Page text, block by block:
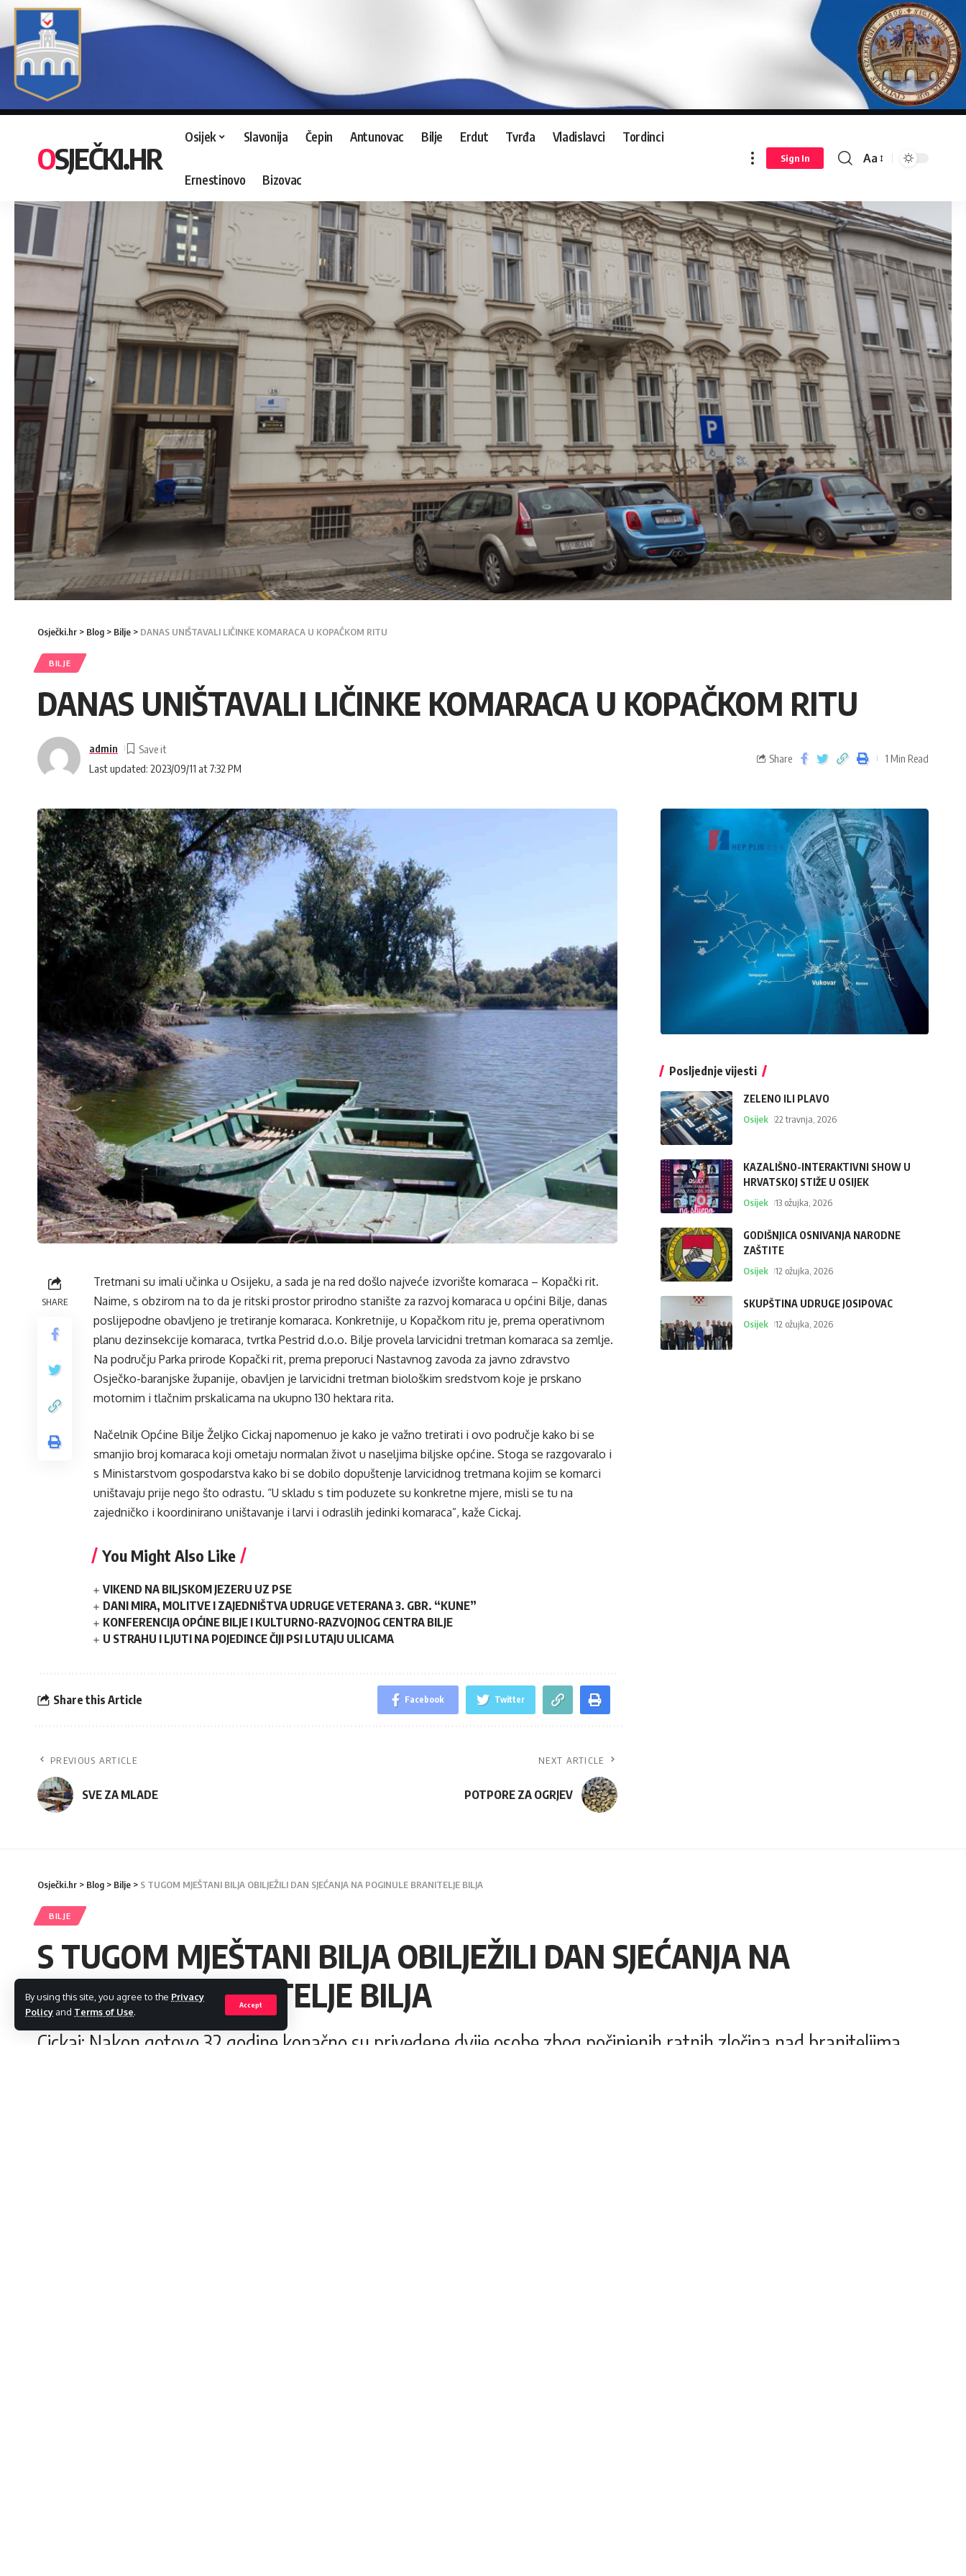
By using this site, you agree to the Privacy
Policy and Terms of Use.
Accept
OSJEČKI.HR
Osijek Slavonija Čepin Antunovac Bilje Erdut Tvrđa Vladislavci Tordinci
Ernestinovo Bizovac
Sign In Aa
Osječki.hr > Blog > Bilje > DANAS UNIŠTAVALI LIČINKE KOMARACA U KOPAČKOM RITU
BILJE
DANAS UNIŠTAVALI LIČINKE KOMARACA U KOPAČKOM RITU
Last updated: 2023/09/11 at 7:32 PM
admin
Share 1 Min Read
SHARE
Tretmani su imali učinka u Osijeku, a sada je na red došlo najveće izvorište komaraca – Kopački rit.
Naime, s obzirom na to da je ritski prostor prirodno stanište za razvoj komaraca u općini Bilje, danas
poslijepodne obavljeno je tretiranje komaraca. Konkretnije, u Kopačkom ritu je, prema operativnom
planu dezinsekcije komaraca, tvrtka Pestrid d.o.o. Bilje provela larvicidni tretman komaraca sa zemlje.
Na području Parka prirode Kopački rit, prema preporuci Nastavnog zavoda za javno zdravstvo
Osječko-baranjske županije, obavljen je larvicidni tretman biološkim sredstvom koje je prskano
motornim i tlačnim prskalicama na ukupno 130 hektara rita.
Načelnik Općine Bilje Željko Cickaj napomenuo je kako je važno tretirati i ovo područje kako bi se
smanjio broj komaraca koji ometaju normalan život u naseljima biljske općine. Stoga se razgovaralo i
s Ministarstvom gospodarstva kako bi se dobilo dopuštenje larvicidnog tretmana kojim se komarci
uništavaju prije nego što odrastu. “U skladu s tim poduzete su konkretne mjere, misli se tu na
zajedničko i koordinirano uništavanje i larvi i odraslih jedinki komaraca”, kaže Cickaj.
You Might Also Like
VIKEND NA BILJSKOM JEZERU UZ PSE
DANI MIRA, MOLITVE I ZAJEDNIŠTVA UDRUGE VETERANA 3. GBR. “KUNE”
KONFERENCIJA OPĆINE BILJE I KULTURNO-RAZVOJNOG CENTRA BILJE
U STRAHU I LJUTI NA POJEDINCE ČIJI PSI LUTAJU ULICAMA
Share this Article Facebook Twitter
PREVIOUS ARTICLE
SVE ZA MLADE
NEXT ARTICLE
POTPORE ZA OGRJEV
Posljednje vijesti
ZELENO ILI PLAVO
Osijek 22 travnja, 2026
KAZALIŠNO-INTERAKTIVNI SHOW U
HRVATSKOJ STIŽE U OSIJEK
Osijek 13 ožujka, 2026
GODIŠNJICA OSNIVANJA NARODNE
ZAŠTITE
Osijek 12 ožujka, 2026
SKUPŠTINA UDRUGE JOSIPOVAC
Osijek 12 ožujka, 2026
Osječki.hr > Blog > Bilje > S TUGOM MJEŠTANI BILJA OBILJEŽILI DAN SJEĆANJA NA POGINULE BRANITELJE BILJA
BILJE
S TUGOM MJEŠTANI BILJA OBILJEŽILI DAN SJEĆANJA NA
POGINULE BRANITELJE BILJA
Cickaj: Nakon gotovo 32 godine konačno su privedene dvije osobe zbog počinjenih ratnih zločina nad braniteljima